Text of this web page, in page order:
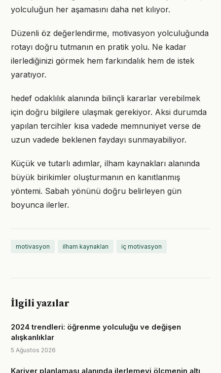
yolculuğun her aşamasını daha net kılıyor.
Düzenli öz değerlendirme, motivasyon yolculuğunda
rotayı doğru tutmanın en pratik yolu. Ne kadar
ilerlediğinizi görmek hem farkındalık hem de istek
yaratıyor.
hedef odaklılık alanında bilinçli kararlar verebilmek
için doğru bilgilere ulaşmak gerekiyor. Aksi durumda
yapılan tercihler kısa vadede memnuniyet verse de
uzun vadede beklenen faydayı sunmayabiliyor.
Küçük ve tutarlı adımlar, ilham kaynakları alanında
büyük birikimler oluşturmanın en kanıtlanmış
yöntemi. Sabah yönünü doğru belirleyen gün
boyunca ilerler.
motivasyon ilham kaynakları iç motivasyon
İlgili yazılar
2024 trendleri: öğrenme yolculuğu ve değişen
alışkanlıklar
5 Ağustos 2026
Kariyer planlaması alanında ilerlemeyi ölçmenin altı